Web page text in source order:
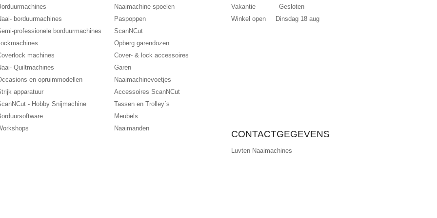
borduurmachines
professionele borduurmachines
machines
Quiltmachines
en opruimmodellen
apparatuur
- Hobby Snijmachine
Naaimachine spoelen
Paspoppen
ScanNCut
Opberg garendozen
Cover- & lock accessoires
Garen
Naaimachinevoetjes
Accessoires ScanNCut
Tassen en Trolley´s
Meubels
Naaimanden
Vakantie Gesloten
Winkel open Dinsdag 18 aug
CONTACTGEGEVENS
Luyten Naaimachines